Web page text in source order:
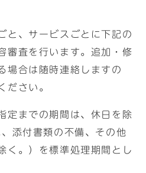
と、サービスごとに下記の
審査を行います。追加・修
場合は随時連絡しますの
ださい。
定までの期間は、休日を除
添付書類の不備、その他
く。）を標準処理期間とし